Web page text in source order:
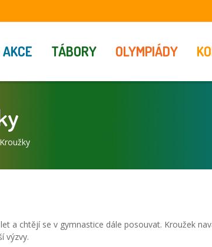
AKCE TÁBORY OLYMPIÁDY
Kroužky
a chtějí se v gymnastice dále posouvat. Kroužek
výzvy.